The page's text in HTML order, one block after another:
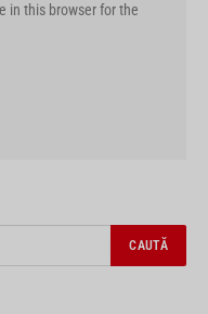
in this browser for the